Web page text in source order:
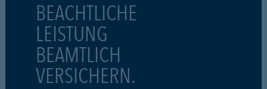
BEACHTLICHE
LEISTUNG
BEAMTLICH
VERSICHERN.